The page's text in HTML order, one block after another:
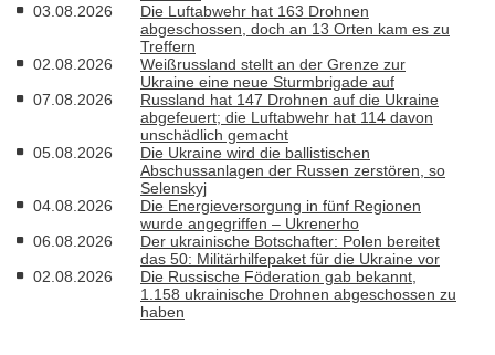
03.08.2026
Die Luftabwehr hat 163 Drohnen
abgeschossen, doch an 13 Orten kam es zu
Treffern
02.08.2026
Weißrussland stellt an der Grenze zur
Ukraine eine neue Sturmbrigade auf
07.08.2026
Russland hat 147 Drohnen auf die Ukraine
abgefeuert; die Luftabwehr hat 114 davon
unschädlich gemacht
05.08.2026
Die Ukraine wird die ballistischen
Abschussanlagen der Russen zerstören, so
Selenskyj
04.08.2026
Die Energieversorgung in fünf Regionen
wurde angegriffen – Ukrenerho
06.08.2026
Der ukrainische Botschafter: Polen bereitet
das 50: Militärhilfepaket für die Ukraine vor
02.08.2026
Die Russische Föderation gab bekannt,
1.158 ukrainische Drohnen abgeschossen zu
haben